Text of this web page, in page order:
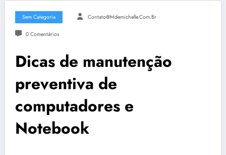
Sem Categoria Contato@mdemichelle.com.br
0 Comentários
Dicas de manutenção
preventiva de
computadores e
Notebook